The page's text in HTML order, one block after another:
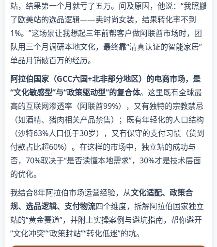
站，结果第一个月就亏了五万。问及原因，他说：“我照搬
了欧美站的选品逻辑——卖时尚女装，结果转化率不到
1%。”这场景让我想起三年前帮客户做阿联酋市场时，团
队用三个月调研本地文化，最终靠“清真认证的智能家居”
单品月销破百万的经历。
阿拉伯国家（GCC六国+北非部分地区）的电商市场，是
“文化敏感型”与“政策驱动型”的复合体。这里既有全球最
高的互联网渗透率（阿联酋99%），又有独特的宗教禁忌
（如酒精、猪肉相关产品禁售）；既有年轻化的人口结构
（沙特63%人口低于30岁），又有保守的支付习惯（货到
付款占比超60%）。在这样的市场中，独立站的成功与
否，70%取决于“是否读懂本地需求”，30%才是技术层面
的优化。
我结合8年阿拉伯市场运营经验，从文化适配、政策合
规、选品逻辑、支付物流四个维度，拆解阿拉伯国家独立
站的“黄金赛道”，并附上实操案例与避坑指南，帮你避开
“文化冲突”“政策封站”“转化低迷”的坑。